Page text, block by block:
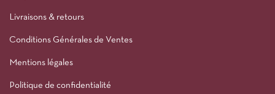
Livraisons & retours
Conditions Générales de Ventes
Mentions légales
Politique de confidentialité